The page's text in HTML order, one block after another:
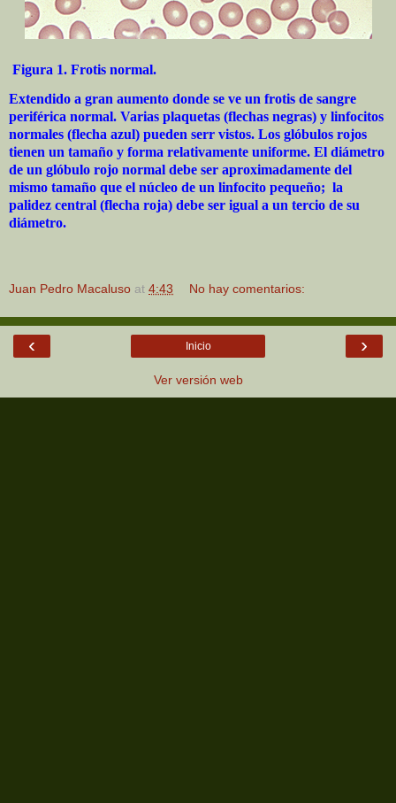
Figura 1. Frotis normal.
Extendido a gran aumento donde se ve un frotis de sangre
periférica normal. Varias plaquetas (flechas negras) y linfocitos
normales (flecha azul) pueden serr vistos. Los glóbulos rojos
tienen un tamaño y forma relativamente uniforme. El diámetro
de un glóbulo rojo normal debe ser aproximadamente del
mismo tamaño que el núcleo de un linfocito pequeño; la
palidez central (flecha roja) debe ser igual a un tercio de su
diámetro.
Juan Pedro Macaluso at 4:43 No hay comentarios:
‹ ›
Inicio
Ver versión web